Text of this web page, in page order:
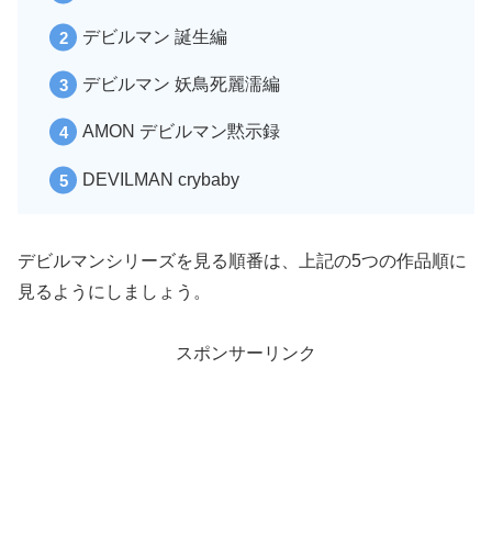
デビルマン 誕生編
デビルマン 妖鳥死麗濡編
AMON デビルマン黙示録
DEVILMAN crybaby
デビルマンシリーズを見る順番は、上記の5つの作品順に
見るようにしましょう。
スポンサーリンク